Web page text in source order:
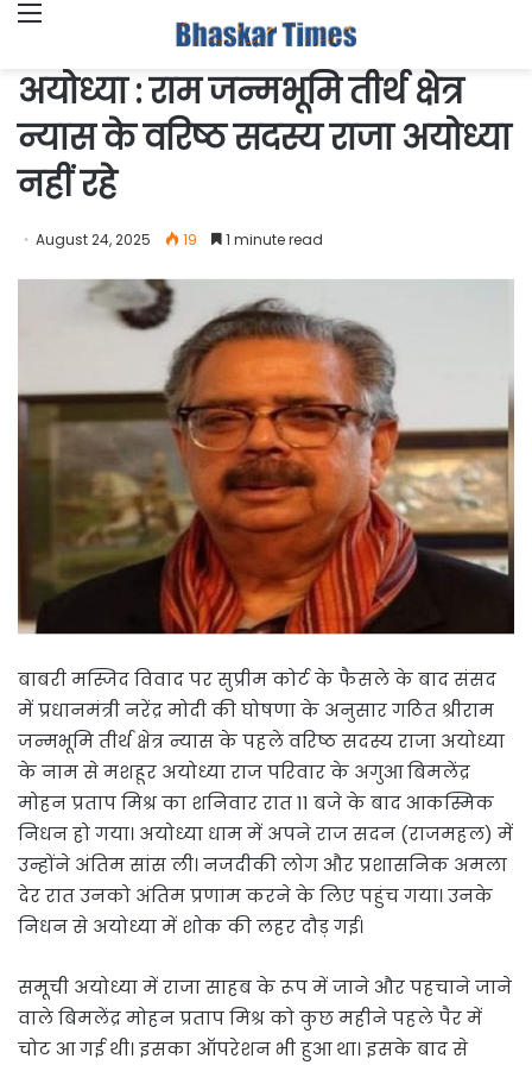
अयोध्या : राम जन्मभूमि तीर्थ क्षेत्र
न्यास के वरिष्ठ सदस्य राजा अयोध्या
नहीं रहे
August 24, 2025 19 1 minute read
बाबरी मस्जिद विवाद पर सुप्रीम कोर्ट के फैसले के बाद संसद
में प्रधानमंत्री नरेंद्र मोदी की घोषणा के अनुसार गठित श्रीराम
जन्मभूमि तीर्थ क्षेत्र न्यास के पहले वरिष्ठ सदस्य राजा अयोध्या
के नाम से मशहूर अयोध्या राज परिवार के अगुआ बिमलेंद्र
मोहन प्रताप मिश्र का शनिवार रात 11 बजे के बाद आकस्मिक
निधन हो गया। अयोध्या धाम में अपने राज सदन (राजमहल) में
उन्होंने अंतिम सांस ली। नजदीकी लोग और प्रशासनिक अमला
देर रात उनको अंतिम प्रणाम करने के लिए पहुंच गया। उनके
निधन से अयोध्या में शोक की लहर दौड़ गई।
समूची अयोध्या में राजा साहब के रूप में जाने और पहचाने जाने
वाले बिमलेंद्र मोहन प्रताप मिश्र को कुछ महीने पहले पैर में
चोट आ गई थी। इसका ऑपरेशन भी हुआ था। इसके बाद से